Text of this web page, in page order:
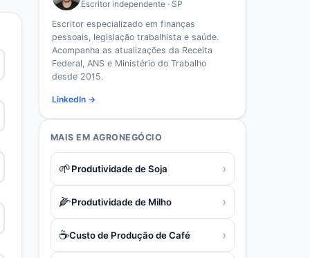
Escritor independente · SP
Escritor especializado em finanças
pessoais, legislação trabalhista e saúde.
Acompanha as atualizações da Receita
Federal, ANS e Ministério do Trabalho
desde 2015.
LinkedIn →
MAIS EM AGRONEGÓCIO
🌱Produtividade de Soja ›
🌽Produtividade de Milho ›
☕Custo de Produção de Café ›